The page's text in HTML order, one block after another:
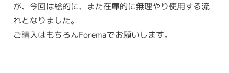
が、今回は絵的に、また在庫的に無理やり使用する流
れとなりました。
ご購入はもちろんForemaでお願いします。